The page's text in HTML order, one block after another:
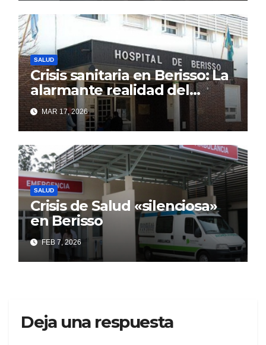
SALUD
Crisis sanitaria en Berisso: La
alarmante realidad del
Hospital Larraín que el
discurso oficial intenta
ocultar
MAR 17, 2026
SALUD
Crisis de Salud «silenciosa»
en Berisso
FEB 7, 2026
Deja una respuesta